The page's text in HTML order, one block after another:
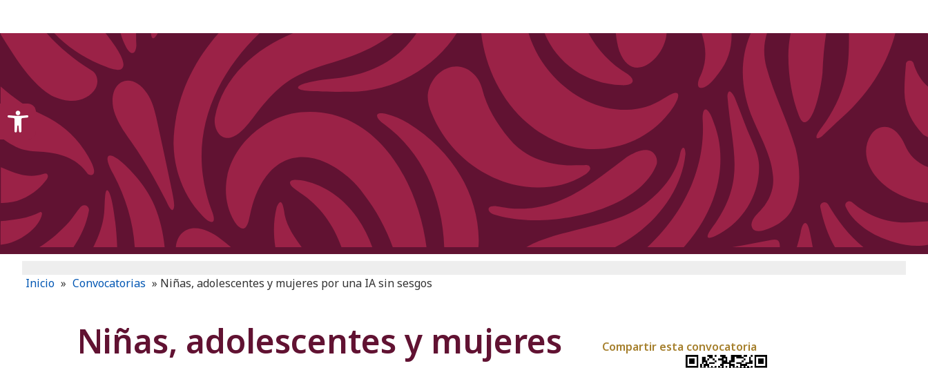
Inicio » Convocatorias » Niñas, adolescentes y mujeres por una IA sin sesgos
Niñas, adolescentes y mujeres
Compartir esta convocatoria
Open toolbar